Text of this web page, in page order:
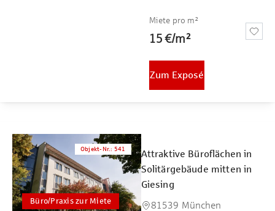
Miete pro m²
15 €/m²
Zum Exposé
Büro/Praxis zur Miete
Objekt-Nr.: 541
Attraktive Büroflächen in
Solitärgebäude mitten in
Giesing
81539 München